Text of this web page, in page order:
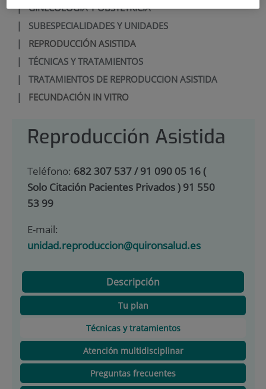
|GINECOLOGÍA Y OBSTETRICIA
| SUBESPECIALIDADES Y UNIDADES
| REPRODUCCIÓN ASISTIDA
| TÉCNICAS Y TRATAMIENTOS
| TRATAMIENTOS DE REPRODUCCION ASISTIDA
| FECUNDACIÓN IN VITRO
Reproducción Asistida
Teléfono: 682 307 537 / 91 090 05 16 (
Solo Citación Pacientes Privados ) 91 550
53 99
E-mail:
unidad.reproduccion@quironsalud.es
Descripción
Tu plan
Técnicas y tratamientos
Atención multidisciplinar
Preguntas frecuentes